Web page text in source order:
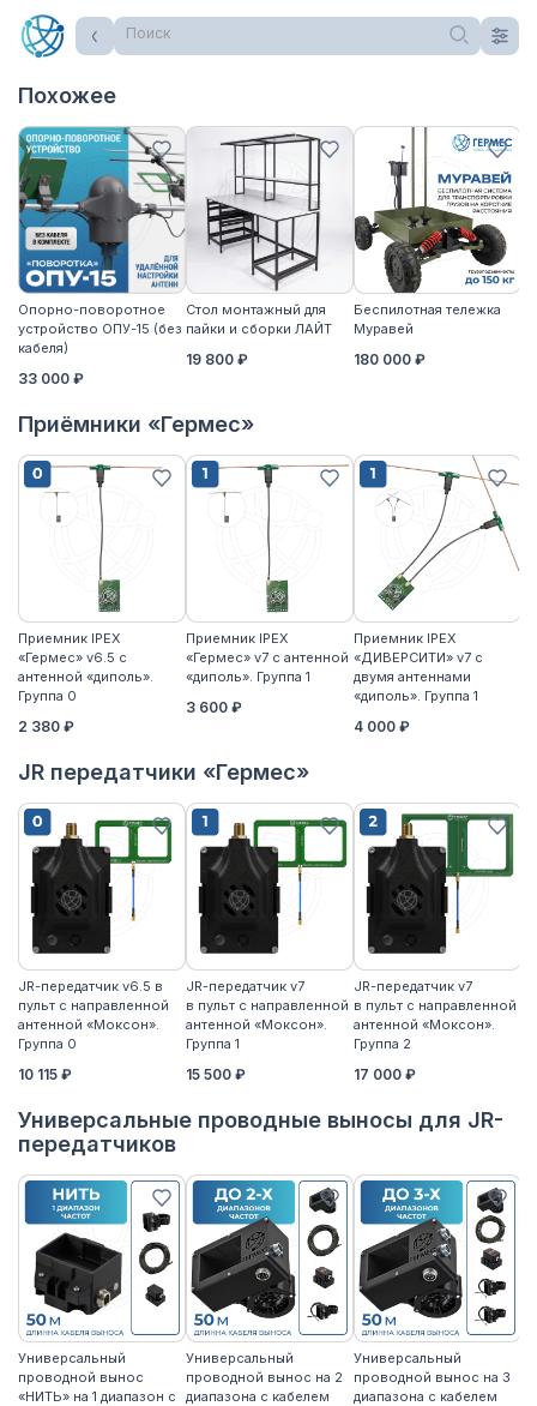
Поиск
Похожее
Опорно-поворотное
устройство ОПУ-15 (без
кабеля)
33 000 ₽
Стол монтажный для
пайки и сборки ЛАЙТ
19 800 ₽
Беспилотная тележка
Муравей
180 000 ₽
Приёмники «Гермес»
Приемник IPEX
«Гермес» v6.5 с
антенной «диполь».
Группа 0
2 380 ₽
Приемник IPEX
«Гермес» v7 с антенной
«диполь». Группа 1
3 600 ₽
Приемник IPEX
«ДИВЕРСИТИ» v7 с
двумя антеннами
«диполь». Группа 1
4 000 ₽
JR передатчики «Гермес»
JR-передатчик v6.5 в
пульт с направленной
антенной «Моксон».
Группа 0
10 115 ₽
JR-передатчик v7
в пульт с направленной
антенной «Моксон».
Группа 1
15 500 ₽
JR-передатчик v7
в пульт с направленной
антенной «Моксон».
Группа 2
17 000 ₽
Универсальные проводные выносы для JR-
передатчиков
Универсальный
проводной вынос
«НИТЬ» на 1 диапазон с
Универсальный
проводной вынос на 2
диапазона с кабелем
Универсальный
проводной вынос на 3
диапазона с кабелем